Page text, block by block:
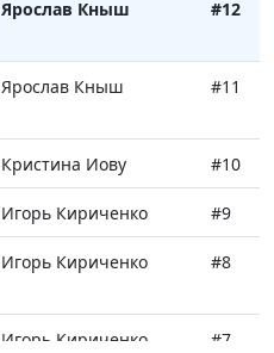
Ярослав Кныш #12
Ярослав Кныш #11
Кристина Иову #10
Игорь Кириченко #9
Игорь Кириченко #8
Игорь Кириченко #7